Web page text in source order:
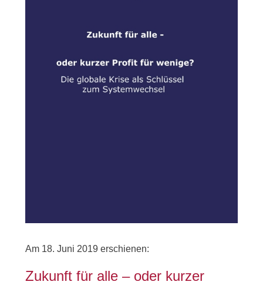
Am 18. Juni 2019 erschienen:
Zukunft für alle – oder kurzer